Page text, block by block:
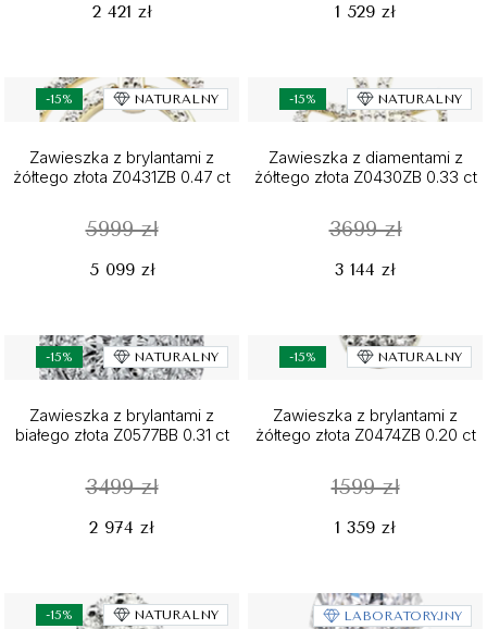
2 421 zł 1 529 zł
-15% NATURALNY
Zawieszka z brylantami z
żółtego złota Z0431ZB 0.47 ct
5999 zł
5 099 zł
-15% NATURALNY
Zawieszka z diamentami z
żółtego złota Z0430ZB 0.33 ct
3699 zł
3 144 zł
-15% NATURALNY
Zawieszka z brylantami z
białego złota Z0577BB 0.31 ct
3499 zł
2 974 zł
-15% NATURALNY
Zawieszka z brylantami z
żółtego złota Z0474ZB 0.20 ct
1599 zł
1 359 zł
-15% NATURALNY LABORATORYJNY